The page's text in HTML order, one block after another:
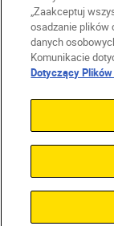
PL
Skontaktuj
Warunki
Warunki
Komunikat
Ustawienia
„Zaakceptuj
osadzanie plików
danych
Komunikacie
Dotyczący